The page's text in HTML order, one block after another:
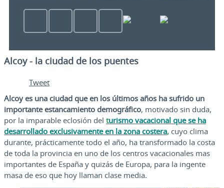
Alcoy - la ciudad de los puentes
Tweet
Alcoy es una ciudad que en los últimos años ha sufrido un
importante estancamiento demográfico, motivado sin duda,
por la imparable eclosión del turismo vacacional que se ha
desarrollado exclusivamente en la zona costera, cuyo clima
durante, prácticamente todo el año, ha transformado la costa
de toda la provincia en uno de los centros vacacionales mas
importantes de España y quizás de Europa, para la ingente
masa de eso que hoy llaman clase media.